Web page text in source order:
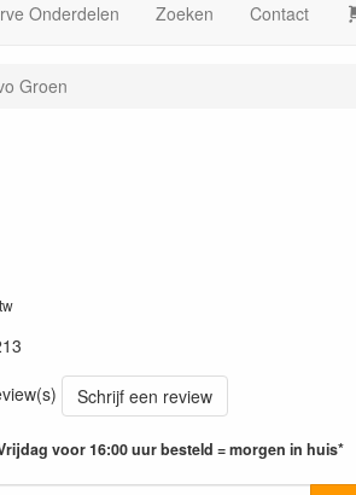
Onderdelen Zoeken Contact
Groen
Schrijf een review
voor 16:00 uur besteld = morgen in huis*